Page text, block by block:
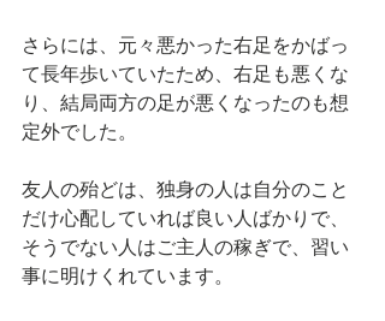
さらには、元々悪かった右足をかばっ
て長年歩いていたため、右足も悪くな
り、結局両方の足が悪くなったのも想
定外でした。
友人の殆どは、独身の人は自分のこと
だけ心配していれば良い人ばかりで、
そうでない人はご主人の稼ぎで、習い
事に明けくれています。